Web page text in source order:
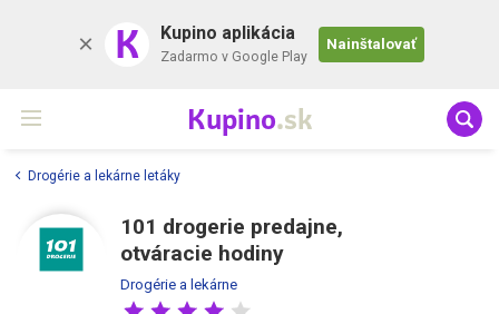
K Kupino aplikácia
Zadarmo v Google Play
Nainštalovať
Kupino.sk
Drogérie a lekárne letáky
101 drogerie predajne,
otváracie hodiny
Drogérie a lekárne